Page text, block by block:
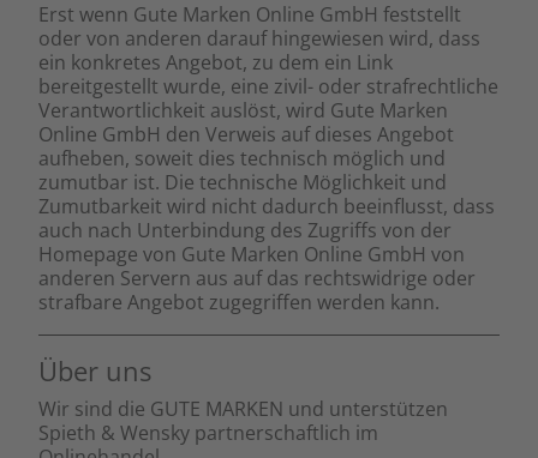
Erst wenn Gute Marken Online GmbH feststellt
oder von anderen darauf hingewiesen wird, dass
ein konkretes Angebot, zu dem ein Link
bereitgestellt wurde, eine zivil- oder strafrechtliche
Verantwortlichkeit auslöst, wird Gute Marken
Online GmbH den Verweis auf dieses Angebot
aufheben, soweit dies technisch möglich und
zumutbar ist. Die technische Möglichkeit und
Zumutbarkeit wird nicht dadurch beeinflusst, dass
auch nach Unterbindung des Zugriffs von der
Homepage von Gute Marken Online GmbH von
anderen Servern aus auf das rechtswidrige oder
strafbare Angebot zugegriffen werden kann.
Über uns
Wir sind die GUTE MARKEN und unterstützen
Spieth & Wensky partnerschaftlich im